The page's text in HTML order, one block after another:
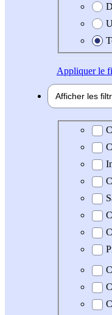
Appliquerle
Afficher les
Type de